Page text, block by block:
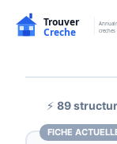
⚡ 89
FICHE